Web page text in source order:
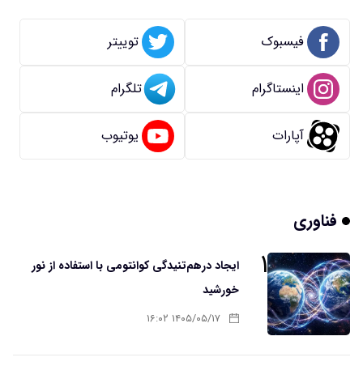
فیسبوک توییتر
اینستاگرام تلگرام
آپارات یوتیوب
فناوری
۱
ایجاد درهم‌تنیدگی کوانتومی با استفاده از نور
خورشید
۱۴۰۵/۰۵/۱۷ ۱۶:۰۲